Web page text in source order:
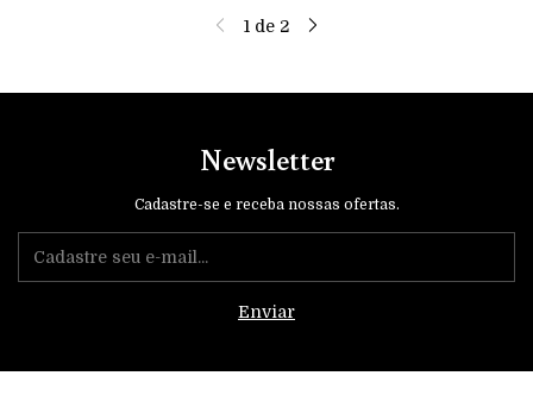
1 de 2
Newsletter
Cadastre-se e receba nossas ofertas.